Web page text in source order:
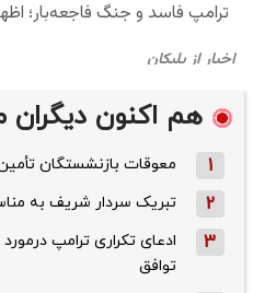
هم اکنون دیگران
1 معوقات بازنشستگان
2 تبریک سردار شریف به
3
ادعای تکراری ترامپ
توافق